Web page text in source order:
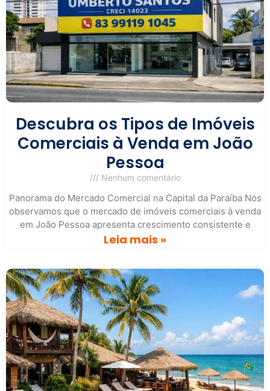
Descubra os Tipos de Imóveis
Comerciais à Venda em João
Pessoa
Nenhum comentário
Panorama do Mercado Comercial na Capital da Paraíba Nós
observamos que o mercado de imóveis comerciais à venda
em João Pessoa apresenta crescimento consistente e
Leia mais »